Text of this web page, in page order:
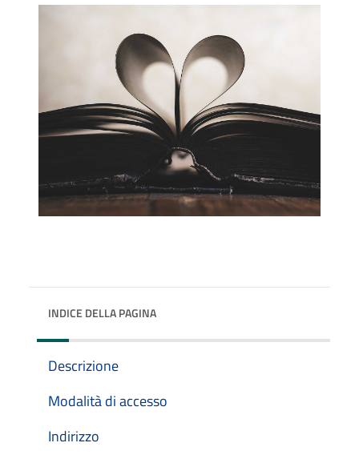
INDICE DELLA PAGINA
Descrizione
Modalità di accesso
Indirizzo